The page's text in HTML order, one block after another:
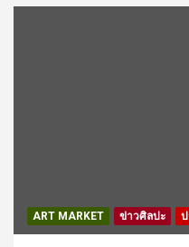
ART MARKET ข่าวศิลปะ ป